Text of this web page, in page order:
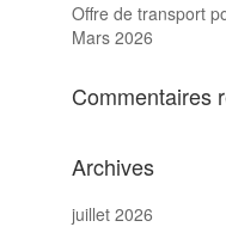
Offre de transport
Mars 2026
Commentaires
Archives
juillet 2026